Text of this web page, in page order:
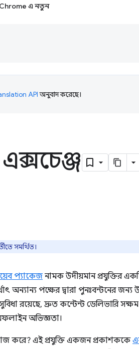
Chrome এ নতুন
APIঅনুবাদ করেছে।
এক্সচেঞ্জ
সমর্থিত।
প্যাকেজ নামক উদীয়মান প্রযুক্তির
অন্যান্য পক্ষের দ্বারা পুনঃবন্টনের
রয়েছে, দ্রুত কন্টেন্ট ডেলিভারি
অভিজ্ঞতা।
কাজ করে? এই প্রযুক্তি একজন প্রকাশককে